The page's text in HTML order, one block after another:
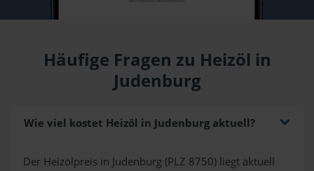
Häufige Fragen zu Heizöl in
Judenburg
Wie viel kostet Heizöl in Judenburg aktuell?
Der Heizölpreis in Judenburg (PLZ 8750) liegt aktuell